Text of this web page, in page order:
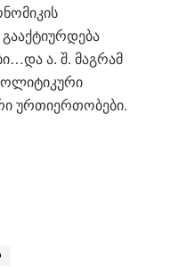
ა. შ. მაგრამ
ურთიერთობები.